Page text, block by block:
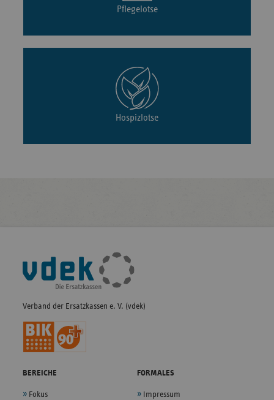
Pflegelotse
Hospizlotse
Fußleisten-
Navigation
Verband der Ersatzkassen e. V. (vdek)
BEREICHE
Fokus
FORMALES
Impressum